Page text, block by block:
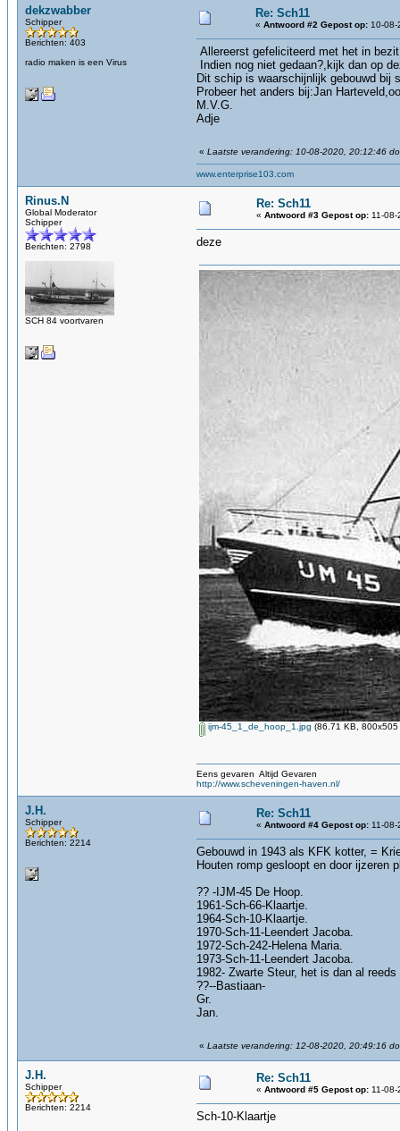
dekzwabber
Schipper
Berichten: 403
radio maken is een Virus
Re: Sch11
« Antwoord #2 Gepost op: 10-
Allereerst gefeliciteerd met het in
Indien nog niet gedaan?,kijk dan op
Dit schip is waarschijnlijk gebouwd bij
Probeer het anders bij:Jan
M.V.G.
Adje
« Laatste verandering: 10-08-2020, 20:12:46
www.enterprise103.com
Rinus.N
Global Moderator
Schipper
Berichten: 2798
SCH 84 voortvaren
Re: Sch11
« Antwoord #3 Gepost op: 11-
deze
ijm-45_1_de_hoop_1.jpg (86.71 KB,
Eens gevaren Altijd Gevaren
http://www.scheveningen-haven.nl/
J.H.
Schipper
Berichten: 2214
Re: Sch11
« Antwoord #4 Gepost op: 11-
Gebouwd in 1943 als KFK kotter, =
Houten romp gesloopt en door ijzeren
?? -IJM-45 De Hoop.
1961-Sch-66-Klaartje.
1964-Sch-10-Klaartje.
1970-Sch-11-Leendert Jacoba.
1972-Sch-242-Helena Maria.
1973-Sch-11-Leendert Jacoba.
1982- Zwarte Steur, het is dan al
??--Bastiaan-
Gr.
Jan.
« Laatste verandering: 12-08-2020, 20:49:16
J.H.
Schipper
Berichten: 2214
Re: Sch11
« Antwoord #5 Gepost op: 11-
Sch-10-Klaartje